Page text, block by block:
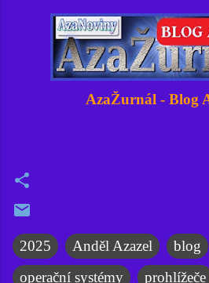
AzaŽurnál - Blog
2025 Anděl Azazel blog
operační systémy
prohlížeče